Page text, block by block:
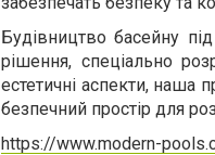
Будівництво басейну
рішення, спеціально
естетичні аспекти, наша
безпечний простір для
https://www.modern-